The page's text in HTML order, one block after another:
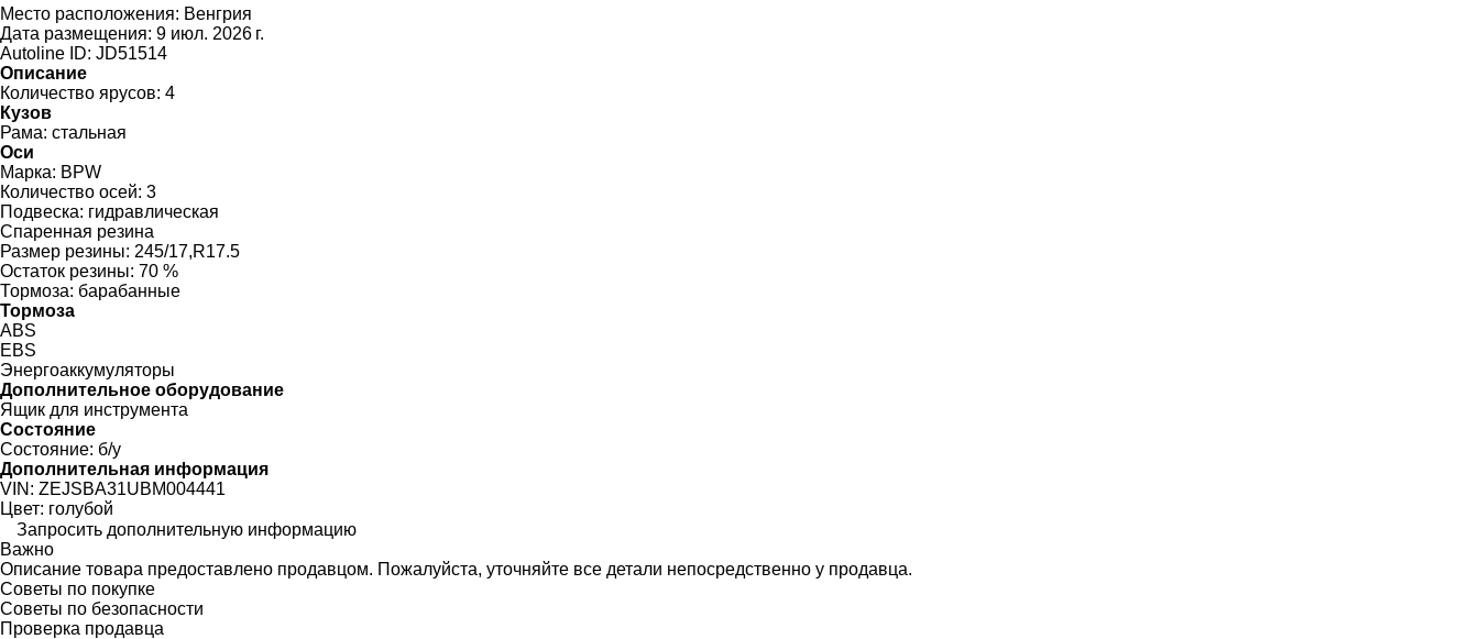
Место расположения: Венгрия
Дата размещения: 9 июл. 2026 г.
Autoline ID: JD51514
Описание
Количество ярусов: 4
Кузов
Рама: стальная
Оси
Марка: BPW
Количество осей: 3
Подвеска: гидравлическая
Спаренная резина
Размер резины: 245/17,R17.5
Остаток резины: 70 %
Тормоза: барабанные
Тормоза
ABS
EBS
Энергоаккумуляторы
Дополнительное оборудование
Ящик для инструмента
Состояние
Состояние: б/у
Дополнительная информация
VIN: ZEJSBA31UBM004441
Цвет: голубой
Запросить дополнительную информацию
Важно
Описание товара предоставлено продавцом. Пожалуйста, уточняйте все детали непосредственно у продавца.
Советы по покупке
Советы по безопасности
Проверка продавца